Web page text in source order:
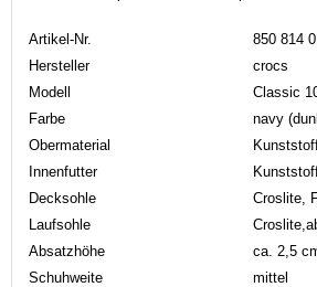
Artikel-Nr.
850 814
Hersteller
crocs
Modell
Classic
Farbe
navy
Obermaterial
Innenfutter
Decksohle
Croslite,
Laufsohle
Absatzhöhe
ca. 2,5
Schuhweite
mittel